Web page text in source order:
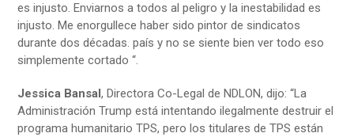
es injusto. Enviarnos a todos al peligro y la inestabilidad es
injusto. Me enorgullece haber sido pintor de sindicatos
durante dos décadas. país y no se siente bien ver todo eso
simplemente cortado “.
Jessica Bansal, Directora Co-Legal de NDLON, dijo: “La
Administración Trump está intentando ilegalmente destruir el
programa humanitario TPS, pero los titulares de TPS están